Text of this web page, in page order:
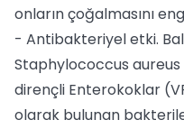
onların çoğalmasını
- Antibakteriyel etki.
Staphylococcus
dirençli Enterokoklar
olarak bulunan